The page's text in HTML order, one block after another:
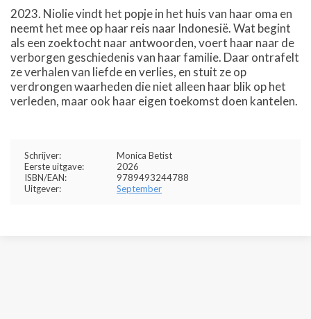
2023. Niolie vindt het popje in het huis van haar oma en
neemt het mee op haar reis naar Indonesië. Wat begint
als een zoektocht naar antwoorden, voert haar naar de
verborgen geschiedenis van haar familie. Daar ontrafelt
ze verhalen van liefde en verlies, en stuit ze op
verdrongen waarheden die niet alleen haar blik op het
verleden, maar ook haar eigen toekomst doen kantelen.
Schrijver:
Monica Betist
Eerste uitgave:
2026
ISBN/EAN:
9789493244788
Uitgever:
September